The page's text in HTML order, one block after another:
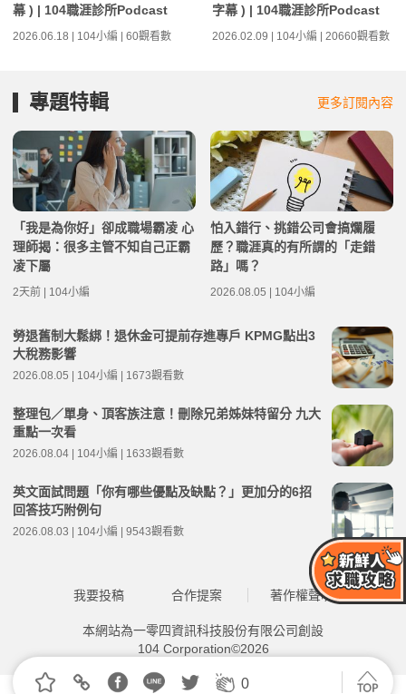
0
幕 ) | 104職涯診所Podcast
2026.06.18 | 104小編 | 60觀看數
字幕 ) | 104職涯診所Podcast
2026.02.09 | 104小編 | 20660觀看數
專題特輯 更多訂閱內容
「我是為你好」卻成職場霸凌 心
理師揭：很多主管不知自己正霸
凌下屬
2天前 | 104小編
怕入錯行、挑錯公司會搞爛履
歷？職涯真的有所謂的「走錯
路」嗎？
2026.08.05 | 104小編
勞退舊制大鬆綁！退休金可提前存進專戶 KPMG點出3
大稅務影響
2026.08.05 | 104小編 | 1673觀看數
整理包／單身、頂客族注意！刪除兄弟姊妹特留分 九大
重點一次看
2026.08.04 | 104小編 | 1633觀看數
英文面試問題「你有哪些優點及缺點？」更加分的6招
回答技巧附例句
2026.08.03 | 104小編 | 9543觀看數
我要投稿 合作提案 著作權聲明
本網站為一零四資訊科技股份有限公司創設
104 Corporation©2026